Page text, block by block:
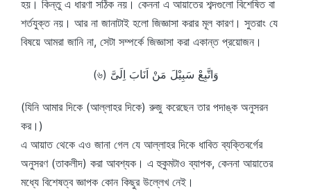
হয়। কিন্তু এ ধারণা সঠিক নয়। কেননা এ আয়াতের শব্দগুলো বিশেষিত বা
শর্তযুক্ত নয়। আর না জানাটাই হলো জিজ্ঞাসা করার মূল কারণ। সুতরাং যে
বিষয়ে আমরা জানি না, সেটা সম্পর্কে জিজ্ঞাসা করা একান্ত প্রয়োজন।
(৬) وَاتَّبِعْ سَبِيْلَ مَنْ اَنَابَ اِلَىَّ
(যিনি আমার দিকে (আল্লাহর দিকে) রুজু করেছেন তার পদাঙ্ক অনুসরন
কর।)
এ আয়াত থেকে এও জানা গেল যে আল্লাহর দিকে ধাবিত ব্যক্তিবর্গের
অনুসরণ (তাকলীদ) করা আবশ্যক। এ হুকুমটাও ব্যাপক, কেননা আয়াতের
মধ্যে বিশেষত্ব জ্ঞাপক কোন কিছুর উল্লেখ নেই।